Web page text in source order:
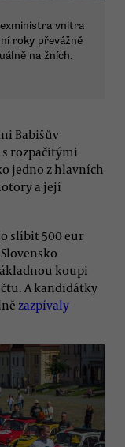
vnitra
roky převážně
na žních.
Babišův
s rozpačitými
jedno z hlavních
a její
slíbit 500 eur
koupi
A kandidátky
zazpívaly